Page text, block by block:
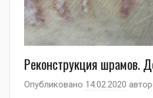
Реконструкция шрамов.
Опубликовано 14.02.2020